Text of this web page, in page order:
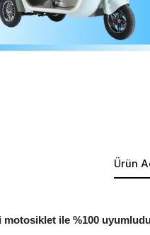
Ürün
motosiklet ile %100